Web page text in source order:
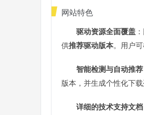
网站特色
驱动资源全面覆盖
供推荐驱动版本。用户
智能检测与自动推荐
版本，并生成个性化下
详细的技术支持文档